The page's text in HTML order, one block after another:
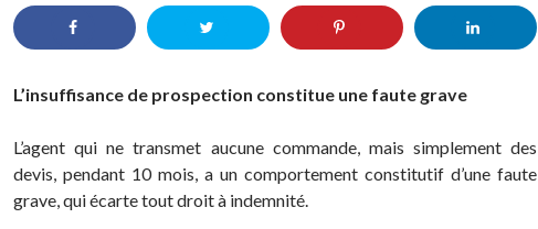
L’insuffisance de prospection constitue une faute grave
L’agent qui ne transmet aucune commande, mais simplement des
devis, pendant 10 mois, a un comportement constitutif d’une faute
grave, qui écarte tout droit à indemnité.